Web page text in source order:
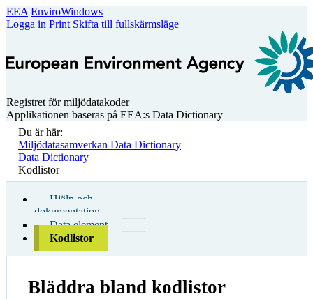
EEA EnviroWindows
Logga in Print Skifta till fullskärmsläge
Registret för miljödatakoder
Applikationen baseras på EEA:s Data Dictionary
Du är här:
Miljödatasamverkan Data Dictionary
Data Dictionary
Kodlistor
Hjälp och
dokumentation
Data element
Kodlistor
Bläddra bland kodlistor